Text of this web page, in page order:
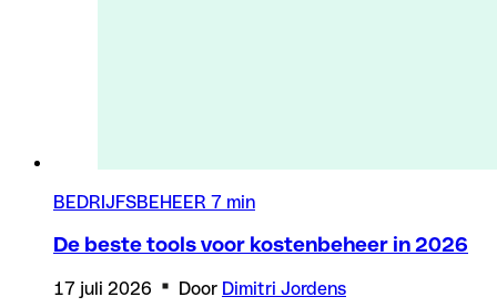
BEDRIJFSBEHEER 7 min
De beste tools voor kostenbeheer in 2026
17 juli 2026 Door Dimitri Jordens